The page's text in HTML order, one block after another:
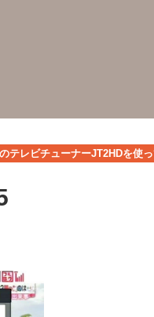
テレビチューナーJT2HDを使